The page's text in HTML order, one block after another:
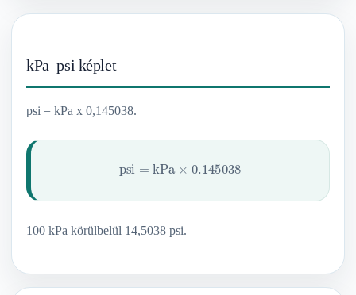
kPa–psi képlet
psi = kPa x 0,145038.
psi kPa×0.145038
100 kPa körülbelül 14,5038 psi.